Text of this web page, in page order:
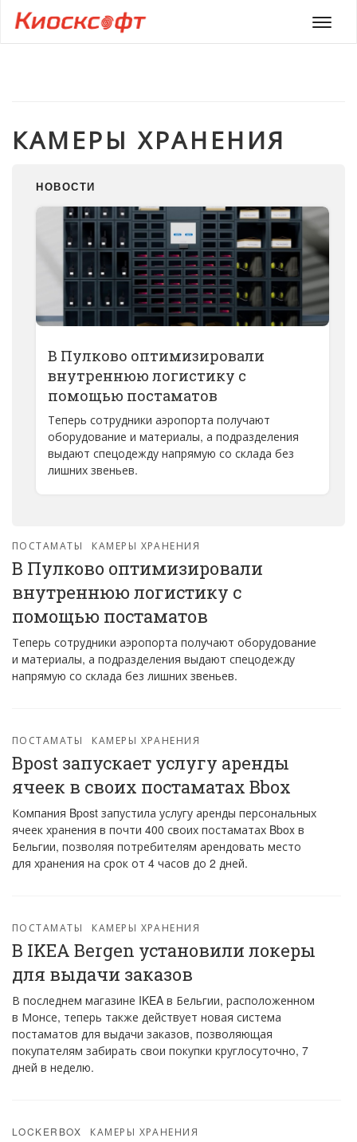
Меню
КАМЕРЫ ХРАНЕНИЯ
НОВОСТИ
В Пулково оптимизировали
внутреннюю логистику с
помощью постаматов
Теперь сотрудники аэропорта получают
оборудование и материалы, а подразделения
выдают спецодежду напрямую со склада без
лишних звеньев.
ПОСТАМАТЫ КАМЕРЫ ХРАНЕНИЯ
В Пулково оптимизировали
внутреннюю логистику с
помощью постаматов
Теперь сотрудники аэропорта получают оборудование
и материалы, а подразделения выдают спецодежду
напрямую со склада без лишних звеньев.
ПОСТАМАТЫ КАМЕРЫ ХРАНЕНИЯ
Bpost запускает услугу аренды
ячеек в своих постаматах Bbox
Компания Bpost запустила услугу аренды персональных
ячеек хранения в почти 400 своих постаматах Bbox в
Бельгии, позволяя потребителям арендовать место
для хранения на срок от 4 часов до 2 дней.
ПОСТАМАТЫ КАМЕРЫ ХРАНЕНИЯ
В IKEA Bergen установили локеры
для выдачи заказов
В последнем магазине IKEA в Бельгии, расположенном
в Монсе, теперь также действует новая система
постаматов для выдачи заказов, позволяющая
покупателям забирать свои покупки круглосуточно, 7
дней в неделю.
LOCKERBOX КАМЕРЫ ХРАНЕНИЯ